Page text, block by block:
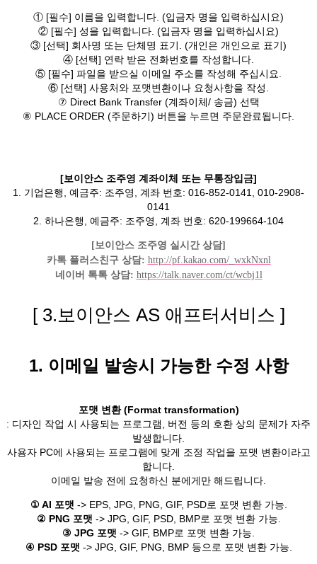
① [필수] 이름을 입력합니다. (입금자 명을 입력하십시요)
② [필수] 성을 입력합니다. (입금자 명을 입력하십시요)
③ [선택] 회사명 또는 단체명 표기. (개인은 개인으로 표기)
④ [선택] 연락 받은 전화번호를 작성합니다.
⑤ [필수] 파일을 받으실 이메일 주소를 작성해 주십시요.
⑥ [선택] 사용처와 포맷변환이나 요청사항을 작성.
⑦ Direct Bank Transfer (계좌이체/ 송금) 선택
⑧ PLACE ORDER (주문하기) 버튼을 누르면 주문완료됩니다.
[보이안스 조주영 계좌이체 또는 무통장입금]
1. 기업은행, 예금주: 조주영, 계좌 번호: 016-852-0141, 010-2908-
0141
2. 하나은행, 예금주: 조주영, 계좌 번호: 620-199664-104
[보이안스 조주영 실시간 상담]
카톡 플러스친구 상담: http://pf.kakao.com/_wxkNxnl
네이버 톡톡 상담: https://talk.naver.com/ct/wcbj1l
[ 3.보이안스 AS 애프터서비스 ]
1. 이메일 발송시 가능한 수정 사항
포맷 변환 (Format transformation)
: 디자인 작업 시 사용되는 프로그램, 버전 등의 호환 상의 문제가 자주
발생합니다.
사용자 PC에 사용되는 프로그램에 맞게 조정 작업을 포맷 변환이라고
합니다.
이메일 발송 전에 요청하신 분에게만 해드립니다.
① AI 포맷 -> EPS, JPG, PNG, GIF, PSD로 포맷 변환 가능.
② PNG 포맷 -> JPG, GIF, PSD, BMP로 포맷 변환 가능.
③ JPG 포맷 -> GIF, BMP로 포맷 변환 가능.
④ PSD 포맷 -> JPG, GIF, PNG, BMP 등으로 포맷 변환 가능.